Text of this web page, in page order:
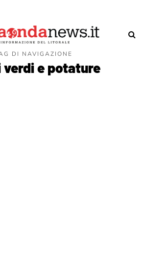
DI NAVIGAZIONE
e potature